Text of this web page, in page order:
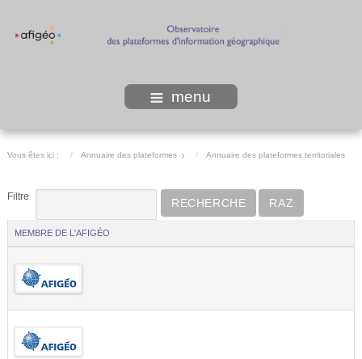
menu
Vous êtes ici : Annuaire des plateformes Annuaire des plateformes territoriales
Filtre RECHERCHE RAZ
MEMBRE DE L'AFIGÉO